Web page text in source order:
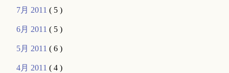
7月 2011( 5 )
6月 2011( 5 )
5月 2011( 6 )
4月 2011( 4 )